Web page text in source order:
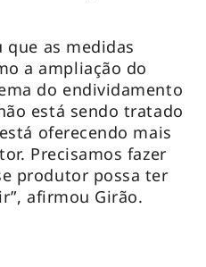
que as medidas
a ampliação do
do endividamento
está sendo tratado
oferecendo mais
Precisamos fazer
produtor possa ter
afirmou Girão.